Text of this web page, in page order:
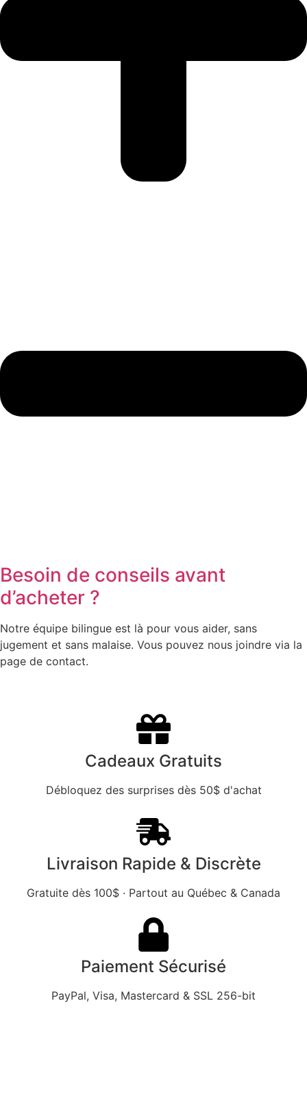
Besoin de conseils avant
d’acheter ?
Notre équipe bilingue est là pour vous aider, sans
jugement et sans malaise. Vous pouvez nous joindre via la
page de contact.
Cadeaux Gratuits
Débloquez des surprises dès 50$ d'achat
Livraison Rapide & Discrète
Gratuite dès 100$ · Partout au Québec & Canada
Paiement Sécurisé
PayPal, Visa, Mastercard & SSL 256-bit